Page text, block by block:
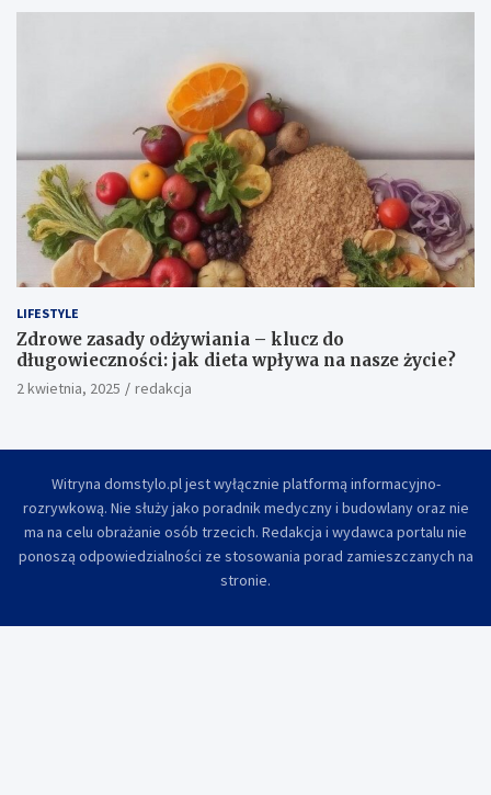
LIFESTYLE
Zdrowe zasady odżywiania – klucz do
długowieczności: jak dieta wpływa na nasze życie?
2 kwietnia, 2025 redakcja
Witryna domstylo.pl jest wyłącznie platformą informacyjno-
rozrywkową. Nie służy jako poradnik medyczny i budowlany oraz nie
ma na celu obrażanie osób trzecich. Redakcja i wydawca portalu nie
ponoszą odpowiedzialności ze stosowania porad zamieszczanych na
stronie.